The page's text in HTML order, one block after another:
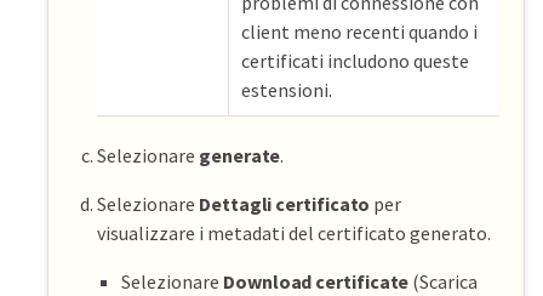
client meno recenti quando i
certificati includono queste
estensioni.
Selezionare generate.
Selezionare Dettagli certificato per
visualizzare i metadati del certificato generato.
Selezionare Download certificate (Scarica